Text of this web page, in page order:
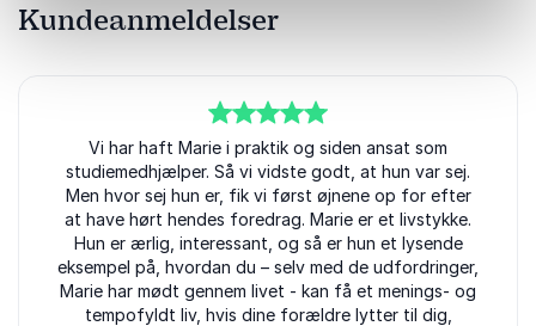
Kundeanmeldelser
ud af5
Vi har haft Marie i praktik og siden ansat som
studiemedhjælper. Så vi vidste godt, at hun var sej.
Men hvor sej hun er, fik vi først øjnene op for efter
at have hørt hendes foredrag. Marie er et livstykke.
Hun er ærlig, interessant, og så er hun et lysende
eksempel på, hvordan du – selv med de udfordringer,
Marie har mødt gennem livet - kan få et menings- og
tempofyldt liv, hvis dine forældre lytter til dig,